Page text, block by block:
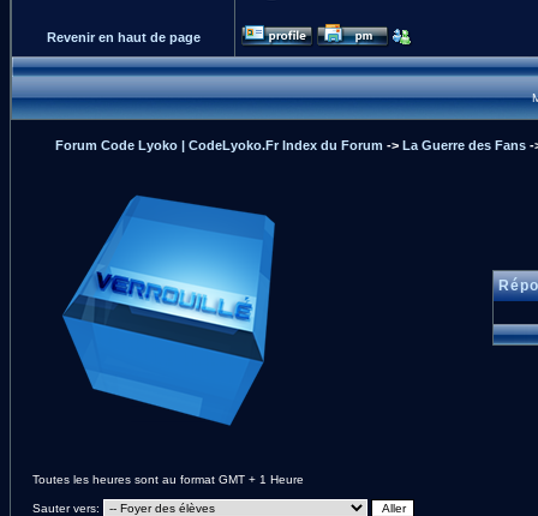
Revenir en haut de page
Forum Code Lyoko | CodeLyoko.Fr Index du Forum -> La Guerre des Fans -
Toutes les heures sont au format GMT + 1 Heure
Sauter vers: